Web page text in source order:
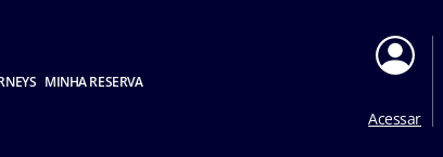
MINHA RESERVA
Acessar